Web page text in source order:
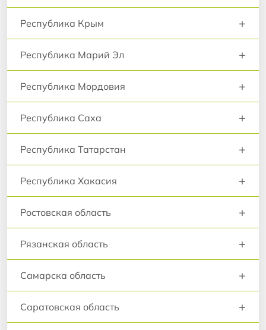
Республика Крым +
Республика Марий Эл +
Республика Мордовия +
Республика Саха +
Республика Татарстан +
Республика Хакасия +
Ростовская область +
Рязанская область +
Самарска область +
Саратовская область +